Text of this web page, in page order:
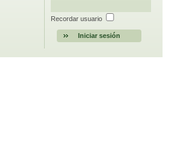
Recordar usuario